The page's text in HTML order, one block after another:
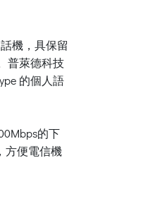
機，具保留
普萊德科技
的個人語
的下
方便電信機